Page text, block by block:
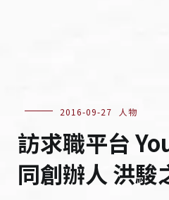
2016-09-27 人物
訪求職平台
同創辦人 洪駿